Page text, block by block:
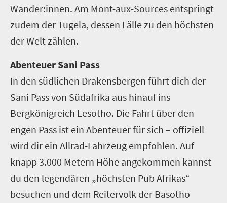
Wander:innen. Am Mont-aux-Sources entspringt
zudem der Tugela, dessen Fälle zu den höchsten
der Welt zählen.
Abenteuer Sani Pass
In den südlichen Drakensbergen führt dich der
Sani Pass von Südafrika aus hinauf ins
Bergkönigreich Lesotho. Die Fahrt über den
engen Pass ist ein Abenteuer für sich – offiziell
wird dir ein Allrad-Fahrzeug empfohlen. Auf
knapp 3.000 Metern Höhe angekommen kannst
du den legendären „höchsten Pub Afrikas“
besuchen und dem Reitervolk der Basotho